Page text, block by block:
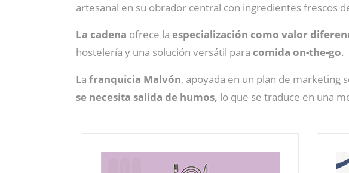
artesanal en su obrador central con ingredientes frescos
La cadena ofrece la especialización como valor
hostelería y una solución versátil para comida on-the-go.
La franquicia Malvón, apoyada en un plan de marketing
se necesita salida de humos, lo que se traduce en una